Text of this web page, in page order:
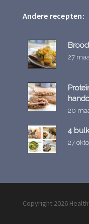
Andere recepten:
27
20
4
27
Copyright 2026